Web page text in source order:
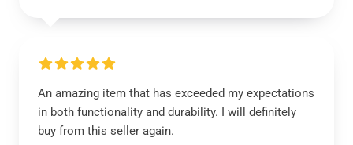
An amazing item that has exceeded my expectations
in both functionality and durability. I will definitely
buy from this seller again.